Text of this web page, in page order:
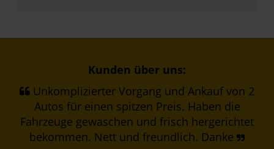
Kunden über uns:
Unkomplizierter Vorgang und Ankauf von 2
Autos für einen spitzen Preis. Haben die
Fahrzeuge gewaschen und frisch hergerichtet
bekommen. Nett und freundlich. Danke